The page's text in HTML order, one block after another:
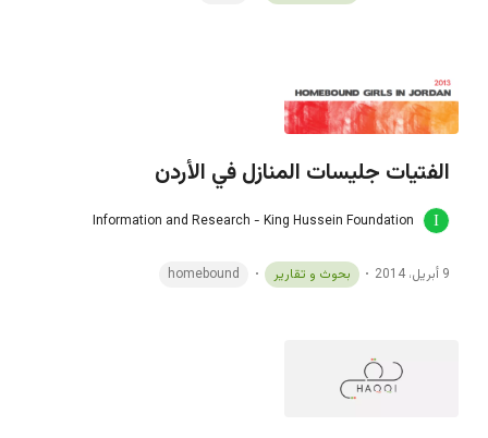
الفتيات جليسات المنازل في الأردن
Information and Research - King Hussein Foundation
9 أبريل، 2014 بحوث و تقارير homebound